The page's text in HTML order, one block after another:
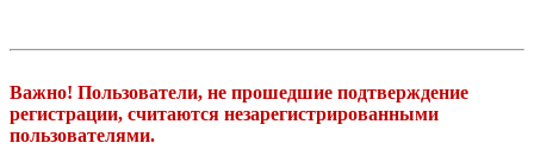
Важно! Пользователи, не прошедшие подтверждение
регистрации, считаются незарегистрированными
пользователями.